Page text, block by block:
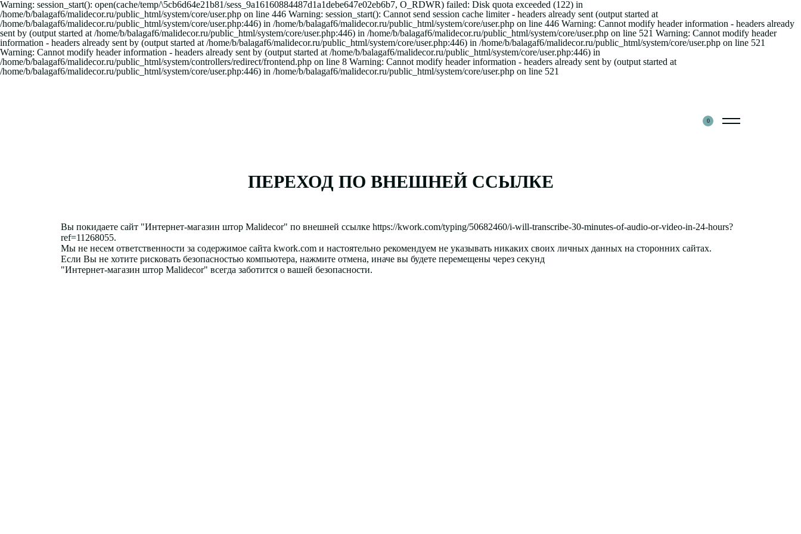
Warning: session_start(): open(cache/temp/\5cb6d64e21b81/sess_9a16160884487d1a1debe647e02eb6b7, O_RDWR) failed: Disk quota exceeded (122) in
/home/b/balagaf6/malidecor.ru/public_html/system/core/user.php on line 446 Warning: session_start(): Cannot send session cache limiter - headers already sent (output started at
/home/b/balagaf6/malidecor.ru/public_html/system/core/user.php:446) in /home/b/balagaf6/malidecor.ru/public_html/system/core/user.php on line 446 Warning: Cannot modify header information - headers already
sent by (output started at /home/b/balagaf6/malidecor.ru/public_html/system/core/user.php:446) in /home/b/balagaf6/malidecor.ru/public_html/system/core/user.php on line 521 Warning: Cannot modify header
information - headers already sent by (output started at /home/b/balagaf6/malidecor.ru/public_html/system/core/user.php:446) in /home/b/balagaf6/malidecor.ru/public_html/system/core/user.php on line 521
Warning: Cannot modify header information - headers already sent by (output started at /home/b/balagaf6/malidecor.ru/public_html/system/core/user.php:446) in
/home/b/balagaf6/malidecor.ru/public_html/system/controllers/redirect/frontend.php on line 8 Warning: Cannot modify header information - headers already sent by (output started at
/home/b/balagaf6/malidecor.ru/public_html/system/core/user.php:446) in /home/b/balagaf6/malidecor.ru/public_html/system/core/user.php on line 521
0
ПЕРЕХОД ПО ВНЕШНЕЙ ССЫЛКЕ
Вы покидаете сайт "Интернет-магазин штор Malidecor" по внешней ссылке https://kwork.com/typing/50682460/i-will-transcribe-30-minutes-of-audio-or-video-in-24-hours?
ref=11268055.
Мы не несем ответственности за содержимое сайта kwork.com и настоятельно рекомендуем не указывать никаких своих личных данных на сторонних сайтах.
Если Вы не хотите рисковать безопасностью компьютера, нажмите отмена, иначе вы будете перемещены через секунд
"Интернет-магазин штор Malidecor" всегда заботится о вашей безопасности.